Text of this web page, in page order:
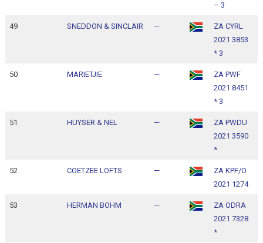
– 3
49 SNEDDON & SINCLAIR —
ZA CYRL
2021 3853
* 3
50 MARIETJIE —
ZA PWF
2021 8451
* 3
51 HUYSER & NEL —
ZA PWDU
2021 3590
*
52 COETZEE LOFTS —
ZA KPF/O
2021 1274
53 HERMAN BOHM —
ZA ODRA
2021 7328
*